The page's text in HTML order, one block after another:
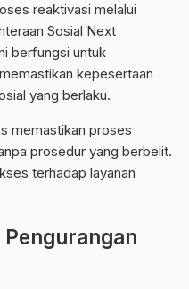
reaktivasi melalui
Sosial Next
berfungsi untuk
kepesertaan
yang berlaku.
memastikan proses
prosedur yang berbelit.
terhadap layanan